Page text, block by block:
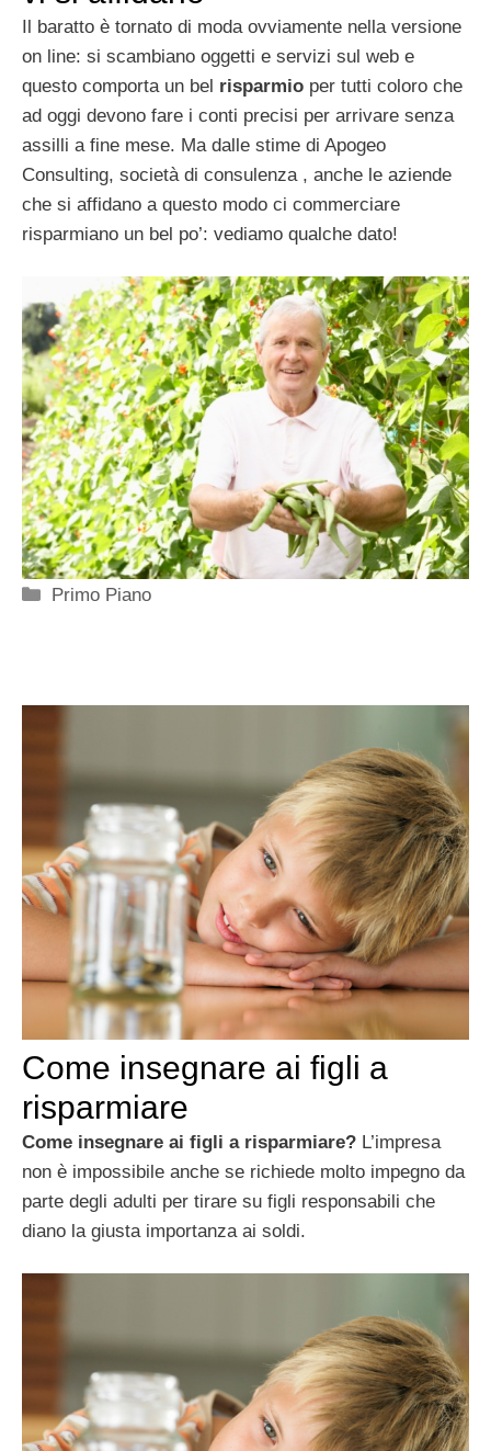
Il baratto è tornato di moda ovviamente nella versione
on line: si scambiano oggetti e servizi sul web e
questo comporta un bel risparmio per tutti coloro che
ad oggi devono fare i conti precisi per arrivare senza
assilli a fine mese. Ma dalle stime di Apogeo
Consulting, società di consulenza , anche le aziende
che si affidano a questo modo ci commerciare
risparmiano un bel po’: vediamo qualche dato!
Categorie
Primo Piano
Come insegnare ai figli a
risparmiare
Come insegnare ai figli a risparmiare? L’impresa
non è impossibile anche se richiede molto impegno da
parte degli adulti per tirare su figli responsabili che
diano la giusta importanza ai soldi.